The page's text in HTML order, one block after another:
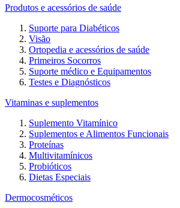
Produtos e acessórios de saúde
Suporte para Diabéticos
Visão
Ortopedia e acessórios de saúde
Primeiros Socorros
Suporte médico e Equipamentos
Testes e Diagnósticos
Vitaminas e suplementos
Suplemento Vitamínico
Suplementos e Alimentos Funcionais
Proteínas
Multivitamínicos
Probióticos
Dietas Especiais
Dermocosméticos